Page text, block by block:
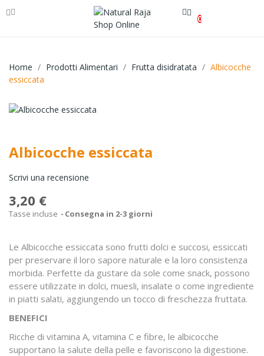
0
Home Prodotti Alimentari Frutta disidratata
Albicocche
essiccata
Albicocche essiccata
Scrivi una recensione
3,20 €
Tasse incluse Consegna in 2-3 giorni
Le Albicocche essiccata sono frutti dolci e succosi, essiccati
per preservare il loro sapore naturale e la loro consistenza
morbida. Perfette da gustare da sole come snack, possono
essere utilizzate in dolci, muesli, insalate o come ingrediente
in piatti salati, aggiungendo un tocco di freschezza fruttata.
BENEFICI
Ricche di vitamina A, vitamina C e fibre, le albicocche
supportano la salute della pelle e favoriscono la digestione.